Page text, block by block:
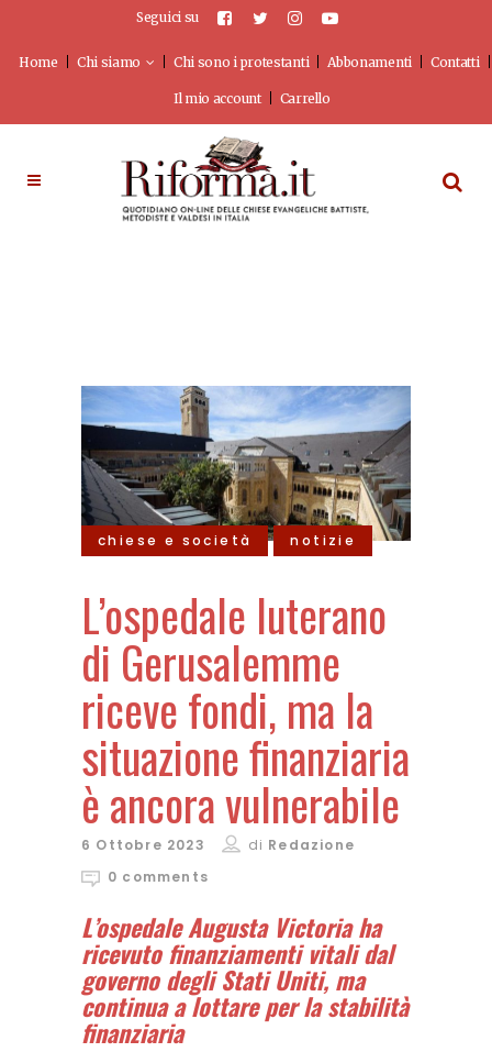
Seguici su
Home Chi siamo Chi sono i protestanti Abbonamenti Contatti
Il mio account Carrello
chiese e società notizie
L’ospedale luterano
di Gerusalemme
riceve fondi, ma la
situazione finanziaria
è ancora vulnerabile
6 Ottobre 2023 di Redazione
0 comments
L’ospedale Augusta Victoria ha
ricevuto finanziamenti vitali dal
governo degli Stati Uniti, ma
continua a lottare per la stabilità
finanziaria